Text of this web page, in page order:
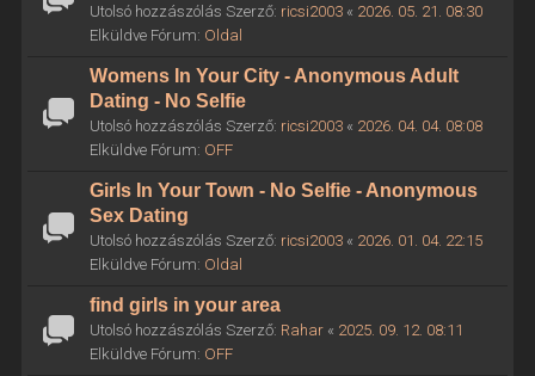
Utolsó hozzászólás Szerző: ricsi2003« 2026. 05. 21. 08:30
Elküldve Fórum: Oldal
Womens In Your City - Anonymous Adult
Dating - No Selfie
Utolsó hozzászólás Szerző: ricsi2003« 2026. 04. 04. 08:08
Elküldve Fórum: OFF
Girls In Your Town - No Selfie - Anonymous
Sex Dating
Utolsó hozzászólás Szerző: ricsi2003« 2026. 01. 04. 22:15
Elküldve Fórum: Oldal
find girls in your area
Utolsó hozzászólás Szerző: Rahar« 2025. 09. 12. 08:11
Elküldve Fórum: OFF